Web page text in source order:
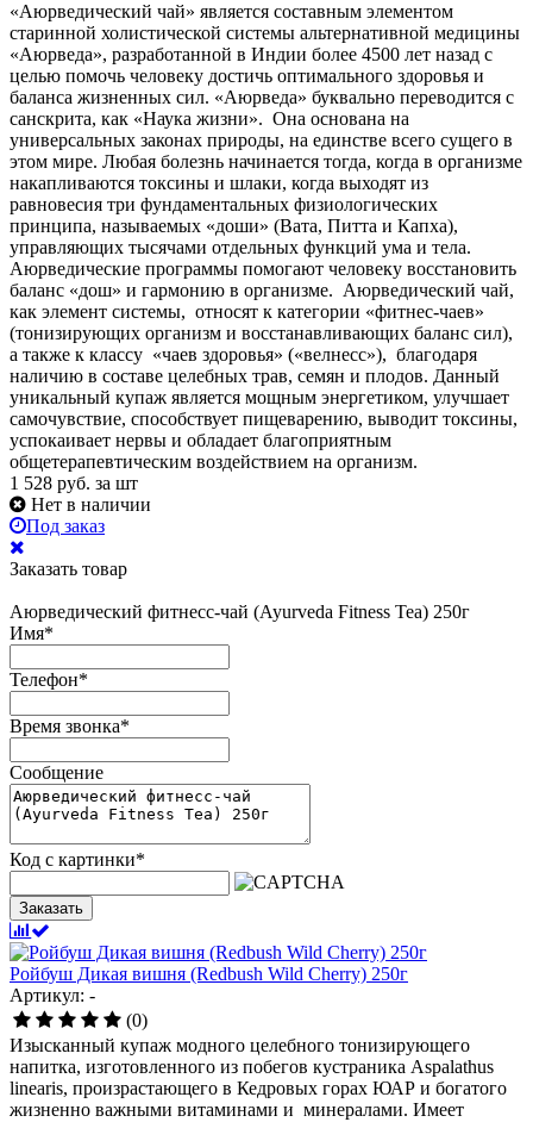
«Аюрведический чай» является составным элементом
старинной холистической системы альтернативной медицины
«Аюрведа», разработанной в Индии более 4500 лет назад с
целью помочь человеку достичь оптимального здоровья и
баланса жизненных сил. «Аюрведа» буквально переводится с
санскрита, как «Наука жизни». Она основана на
универсальных законах природы, на единстве всего сущего в
этом мире. Любая болезнь начинается тогда, когда в организме
накапливаются токсины и шлаки, когда выходят из
равновесия три фундаментальных физиологических
принципа, называемых «доши» (Вата, Питта и Капха),
управляющих тысячами отдельных функций ума и тела.
Аюрведические программы помогают человеку восстановить
баланс «дош» и гармонию в организме. Аюрведический чай,
как элемент системы, относят к категории «фитнес-чаев»
(тонизирующих организм и восстанавливающих баланс сил),
а также к классу «чаев здоровья» («велнесс»), благодаря
наличию в составе целебных трав, семян и плодов. Данный
уникальный купаж является мощным энергетиком, улучшает
самочувствие, способствует пищеварению, выводит токсины,
успокаивает нервы и обладает благоприятным
общетерапевтическим воздействием на организм.
1 528 руб. за шт
Нет в наличии
Под заказ
Заказать товар
Аюрведический фитнесс-чай (Ayurveda Fitness Tea) 250г
Имя*
Телефон*
Время звонка*
Сообщение
Код с картинки*
Заказать
Ройбуш Дикая вишня (Redbush Wild Cherry) 250г
Артикул: -
(0)
Изысканный купаж модного целебного тонизирующего
напитка, изготовленного из побегов кустраника Aspalathus
linearis, произрастающего в Кедровых горах ЮАР и богатого
жизненно важными витаминами и минералами. Имеет